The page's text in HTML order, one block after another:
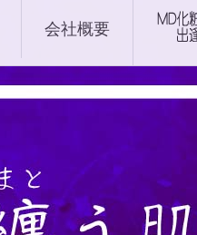
下関サロン
会社概要